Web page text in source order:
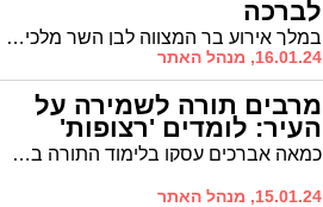
לברכה
במלך אירוע בר המצווה לבן השר מלכיאלי יו"ר ש"ס באשדוד זכה לברכה מזקן רבני בית אבוחצירא, ה'בבא ברוך'
16.01.24, מנהל האתר
מרבים תורה לשמירה על
העיר: לומדים 'רצופות'
כמאה אברכים עסקו בלימוד התורה בערב ראש חודש בבית הכנסת הריב"ז בראשותו של הגה"צ רבי מאיר כהן * יש להמשיך להרבות בתפילות ובתחנונים להצלת עם ישראל
15.01.24, מנהל האתר